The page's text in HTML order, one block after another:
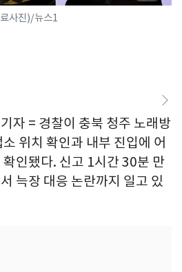
사진)/뉴스1
자 = 경찰이 충북 청주 노래방
위치 확인과 내부 진입에 어
인됐다. 신고 1시간 30분 만
늑장 대응 논란까지 일고 있